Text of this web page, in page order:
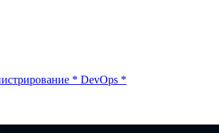
* DevOps *